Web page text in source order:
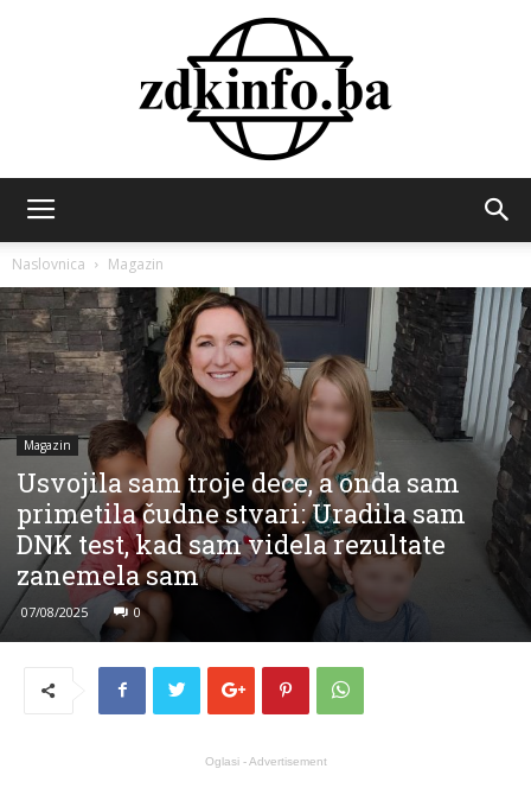
INFO
Naslovnica Magazin
Magazin
Usvojila sam troje dece, a onda sam
primetila čudne stvari: Uradila sam
DNK test, kad sam videla rezultate
zanemela sam
07/08/2025 0
Oglasi - Advertisement